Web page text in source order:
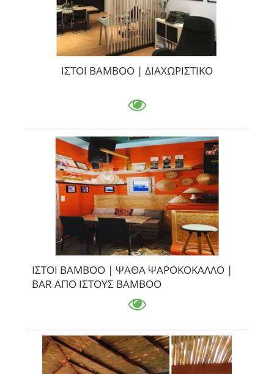
ΙΣΤΟΙ ΒΑΜΒΟΟ | ΔΙΑΧΩΡΙΣΤΙΚΟ
ΙΣΤΟΙ ΒΑΜΒΟΟ | ΨΑΘΑ ΨΑΡΟΚΟΚΑΛΛΟ |
ΒΑR ΑΠΟ ΙΣΤΟΥΣ ΒΑΜΒΟΟ